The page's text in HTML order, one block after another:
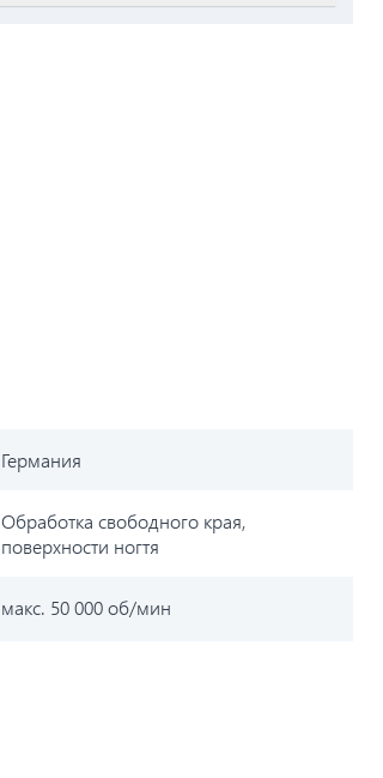
Германия
Обработка свободного края,
поверхности ногтя
макс. 50 000 об/мин